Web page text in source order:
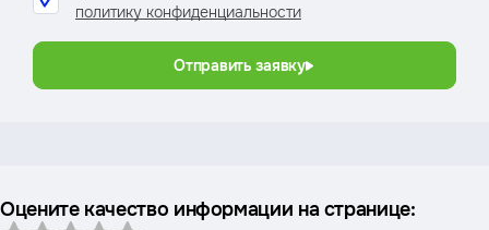
политику конфиденциальности
Отправить заявку
Оцените качество информации на странице: